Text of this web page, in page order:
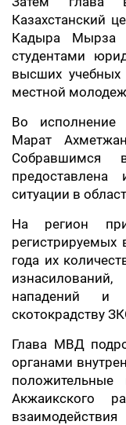
Казахстанский
Кадыра Мырза
студентами
высших учебных
местной
Во исполнение
Марат
ситуации в
На регион
регистрируемых
года их
нападений и
скотокрадству
Глава МВД
органами
Акжаикского